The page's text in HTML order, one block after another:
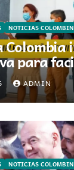
NOTICIAS
para
ADMIN
NOTICIAS